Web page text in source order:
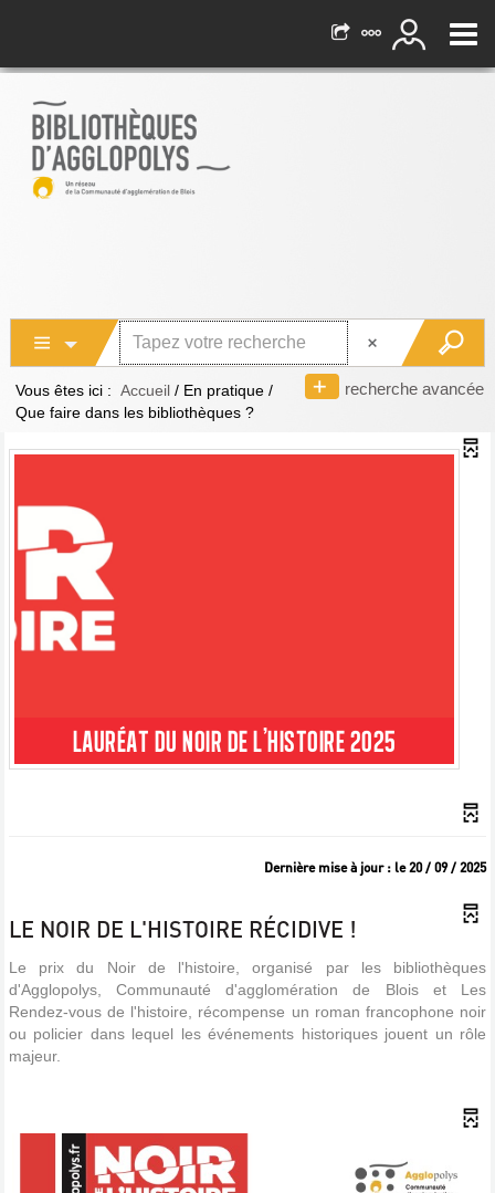
recherche avancée
Vous êtes ici : Accueil / En pratique /
Que faire dans les bibliothèques ?
LAURÉAT DU NOIR DE L'HISTOIRE 2025
Dernière mise à jour : le 20 / 09 / 2025
LE NOIR DE L'HISTOIRE RÉCIDIVE !
Le prix du Noir de l'histoire, organisé par les bibliothèques
d'Agglopolys, Communauté d'agglomération de Blois et Les
Rendez-vous de l'histoire, récompense un roman francophone noir
ou policier dans lequel les événements historiques jouent un rôle
majeur.